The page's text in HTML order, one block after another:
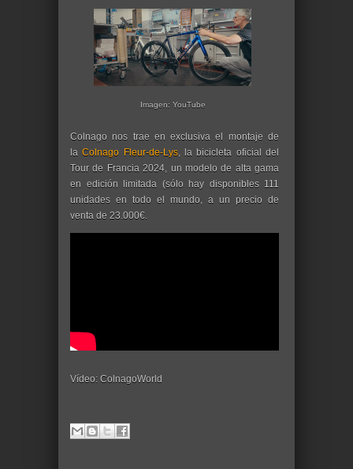
Imagen: YouTube
Colnago nos trae en exclusiva el montaje de
laColnago Fleur-de-Lys, la bicicleta oficial del
Tour de Francia 2024, un modelo de alta gama
en edición limitada (sólo hay disponibles 111
unidades en todo el mundo, a un precio de
venta de 23.000€.
Vídeo: ColnagoWorld